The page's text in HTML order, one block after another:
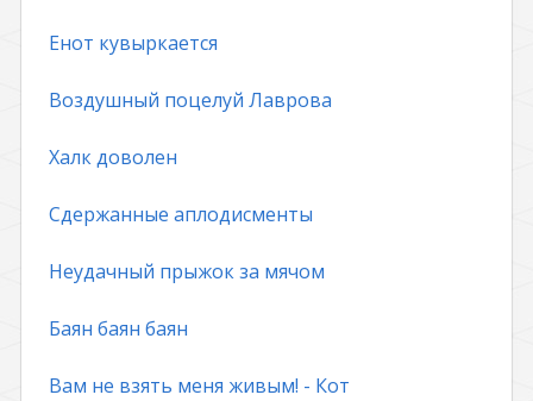
Енот кувыркается
Воздушный поцелуй Лаврова
Халк доволен
Сдержанные аплодисменты
Неудачный прыжок за мячом
Баян баян баян
Вам не взять меня живым! - Кот